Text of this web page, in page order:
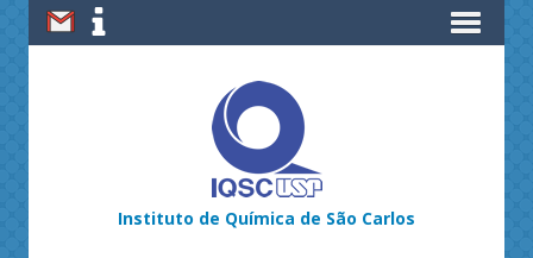
Instituto de Química de São Carlos